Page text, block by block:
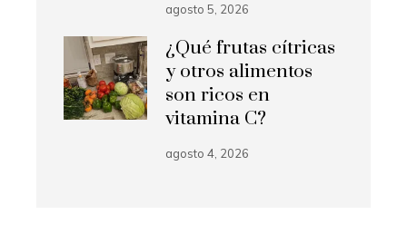
agosto 5, 2026
¿Qué frutas cítricas
y otros alimentos
son ricos en
vitamina C?
agosto 4, 2026